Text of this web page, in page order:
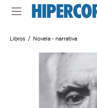
Libros Novela - narrativa